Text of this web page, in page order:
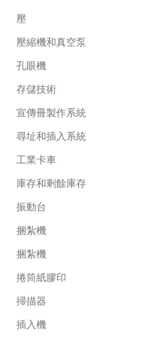
壓
壓縮機和真空泵
孔眼機
存儲技術
宣傳冊製作系統
尋址和插入系統
工業卡車
庫存和剩餘庫存
振動台
捆紮機
捆紮機
捲筒紙膠印
掃描器
插入機